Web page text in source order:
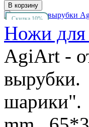
Скидка 10%
Ножи
AgiArt -
шарики".